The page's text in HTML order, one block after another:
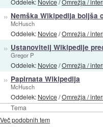
Tema
» Nemška Wikipedija boljša
McHusch
Oddelek: Novice/Omrežja /
» Ustanovitelj Wikipedije
Gregor P
Oddelek: Novice/Omrežja /
» Papirnata Wikipedija
McHusch
Oddelek: Novice/Omrežja /
Več podobnih tem